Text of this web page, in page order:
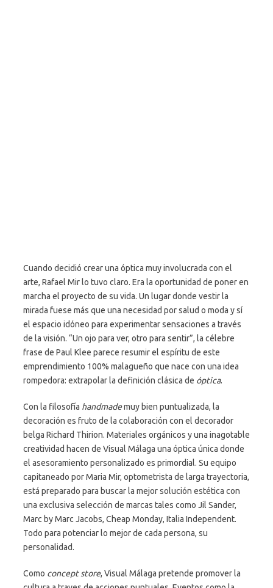
Cuando decidió crear una óptica muy involucrada con el
arte, Rafael Mir lo tuvo claro. Era la oportunidad de poner en
marcha el proyecto de su vida. Un lugar donde vestir la
mirada fuese más que una necesidad por salud o moda y sí
el espacio idóneo para experimentar sensaciones a través
de la visión. “Un ojo para ver, otro para sentir”, la célebre
frase de Paul Klee parece resumir el espíritu de este
emprendimiento 100% malagueño que nace con una idea
rompedora: extrapolar la definición clásica de óptica.
Con la filosofía handmademuy bien puntualizada, la
decoración es fruto de la colaboración con el decorador
belga Richard Thirion. Materiales orgánicos y una inagotable
creatividad hacen de Visual Málaga una óptica única donde
el asesoramiento personalizado es primordial. Su equipo
capitaneado por Maria Mir, optometrista de larga trayectoria,
está preparado para buscar la mejor solución estética con
una exclusiva selección de marcas tales como Jil Sander,
Marc by Marc Jacobs, Cheap Monday, Italia Independent.
Todo para potenciar lo mejor de cada persona, su
personalidad.
Como concept store, Visual Málaga pretende promover la